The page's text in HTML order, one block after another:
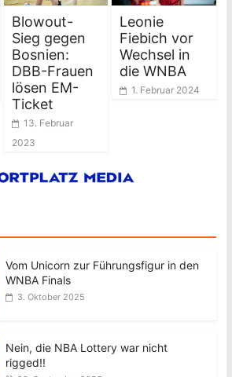
Blowout-
Sieg gegen
Bosnien:
DBB-Frauen
lösen EM-
Ticket
13. Februar
2023
Leonie
Fiebich vor
Wechsel in
die WNBA
1. Februar 2024
Vom Unicorn zur Führungsfigur in den
WNBA Finals
3. Oktober 2025
Nein, die NBA Lottery war nicht
rigged!!